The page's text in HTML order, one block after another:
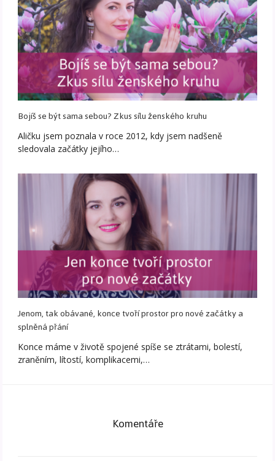
Bojíš se být sama sebou? Zkus sílu ženského kruhu
Aličku jsem poznala v roce 2012, kdy jsem nadšeně
sledovala začátky jejího…
Jenom, tak obávané, konce tvoří prostor pro nové začátky a
splněná přání
Konce máme v životě spojené spíše se ztrátami, bolestí,
zraněním, lítostí, komplikacemi,…
Komentáře